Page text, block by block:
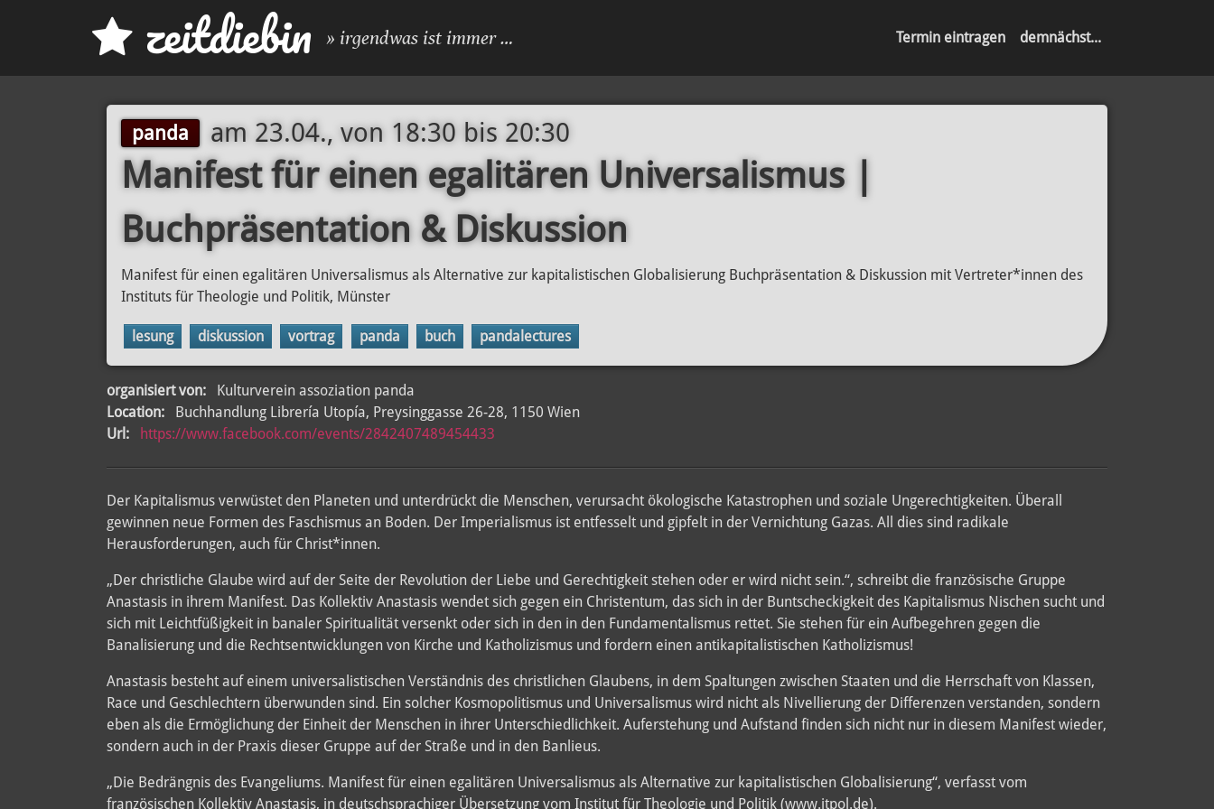
zeitdiebin » irgendwas ist immer … Termin eintragen demnächst...
panda am 23.04., von 18:30 bis 20:30
Manifest für einen egalitären Universalismus |
Buchpräsentation & Diskussion
Manifest für einen egalitären Universalismus als Alternative zur kapitalistischen Globalisierung Buchpräsentation & Diskussion mit Vertreter*innen des
Instituts für Theologie und Politik, Münster
lesung diskussion vortrag panda buch pandalectures
organisiert von:
Kulturverein assoziation panda
Location:
Buchhandlung Librería Utopía, Preysinggasse 26-28, 1150 Wien
Url:
https://www.facebook.com/events/2842407489454433
Der Kapitalismus verwüstet den Planeten und unterdrückt die Menschen, verursacht ökologische Katastrophen und soziale Ungerechtigkeiten. Überall
gewinnen neue Formen des Faschismus an Boden. Der Imperialismus ist entfesselt und gipfelt in der Vernichtung Gazas. All dies sind radikale
Herausforderungen, auch für Christ*innen.
„Der christliche Glaube wird auf der Seite der Revolution der Liebe und Gerechtigkeit stehen oder er wird nicht sein.“, schreibt die französische Gruppe
Anastasis in ihrem Manifest. Das Kollektiv Anastasis wendet sich gegen ein Christentum, das sich in der Buntscheckigkeit des Kapitalismus Nischen sucht und
sich mit Leichtfüßigkeit in banaler Spiritualität versenkt oder sich in den in den Fundamentalismus rettet. Sie stehen für ein Aufbegehren gegen die
Banalisierung und die Rechtsentwicklungen von Kirche und Katholizismus und fordern einen antikapitalistischen Katholizismus!
Anastasis besteht auf einem universalistischen Verständnis des christlichen Glaubens, in dem Spaltungen zwischen Staaten und die Herrschaft von Klassen,
Race und Geschlechtern überwunden sind. Ein solcher Kosmopolitismus und Universalismus wird nicht als Nivellierung der Differenzen verstanden, sondern
eben als die Ermöglichung der Einheit der Menschen in ihrer Unterschiedlichkeit. Auferstehung und Aufstand finden sich nicht nur in diesem Manifest wieder,
sondern auch in der Praxis dieser Gruppe auf der Straße und in den Banlieus.
„Die Bedrängnis des Evangeliums. Manifest für einen egalitären Universalismus als Alternative zur kapitalistischen Globalisierung“, verfasst vom
französischen Kollektiv Anastasis, in deutschsprachiger Übersetzung vom Institut für Theologie und Politik (www.itpol.de).